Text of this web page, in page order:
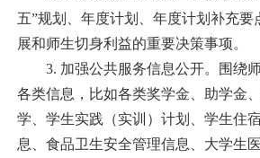
五”规划、年度计划、年度计划补充要
展和师生切身利益的重要决策事项。
3. 加强公共服务信息公开。围绕
各类信息，比如各类奖学金、助学金
学、学生实践（实训）计划、学生住
息、食品卫生安全管理信息、大学生